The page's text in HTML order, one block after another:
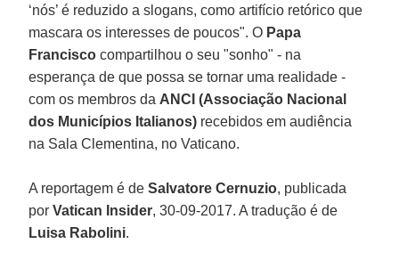
‘nós’ é reduzido a slogans, como artifício retórico que
mascara os interesses de poucos". O Papa
Francisco compartilhou o seu "sonho" - na
esperança de que possa se tornar uma realidade -
com os membros da ANCI (Associação Nacional
dos Municípios Italianos) recebidos em audiência
na Sala Clementina, no Vaticano.
A reportagem é de Salvatore Cernuzio, publicada
porVatican Insider, 30-09-2017. A tradução é de
Luisa Rabolini.